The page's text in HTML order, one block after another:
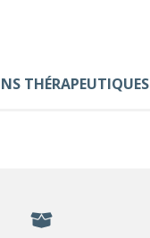
THÉRAPEUTIQUES